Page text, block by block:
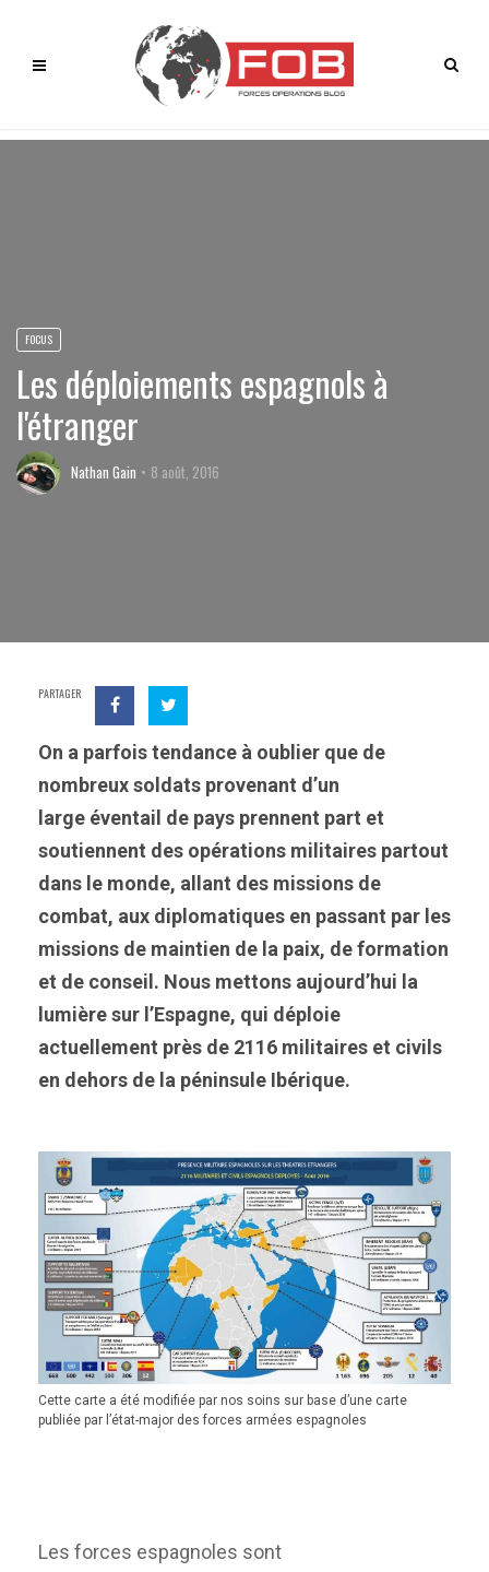
FOCUS
Les déploiements espagnols à
l'étranger
Nathan Gain 8 août, 2016
PARTAGER
On a parfois tendance à oublier que de
nombreux soldats provenant d’un
large éventail de pays prennent part et
soutiennent des opérations militaires partout
dans le monde, allant des missions de
combat, aux diplomatiques en passant par les
missions de maintien de la paix, de formation
et de conseil. Nous mettons aujourd’hui la
lumière sur l’Espagne, qui déploie
actuellement près de 2116 militaires et civils
en dehors de la péninsule Ibérique.
Cette carte a été modifiée par nos soins sur base d’une carte
publiée par l’état-major des forces armées espagnoles
Les forces espagnoles sont